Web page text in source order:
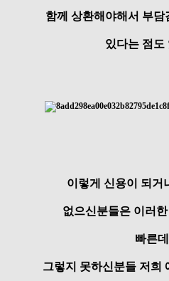
함께 상환해야해서 부
있다는 점도
이렇게 신용이 되거
없으신분들은 이러
빠른
그렇지 못하신분들 저희